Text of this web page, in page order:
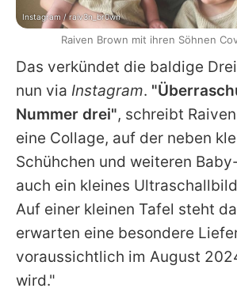
Das verkündet die baldige
nun via Instagram.
Nummer drei", schreibt
eine Collage, auf der neben
Schühchen und weiteren
auch ein kleines
Auf einer kleinen Tafel steht
erwarten eine besondere
voraussichtlich im August
wird."
Instagram / raiv3n_br0wn
Raiven Brown mit ihren Söhnen